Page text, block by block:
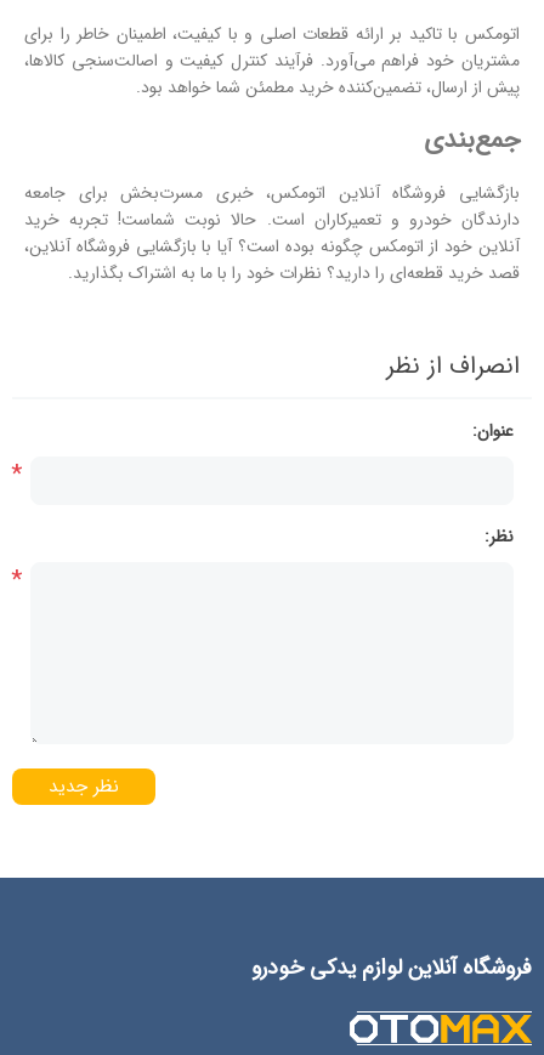
اتومکس با تاکید بر ارائه قطعات اصلی و با کیفیت، اطمینان خاطر را برای
مشتریان خود فراهم می‌آورد. فرآیند کنترل کیفیت و اصالت‌سنجی کالاها،
پیش از ارسال، تضمین‌کننده خرید مطمئن شما خواهد بود.
جمع‌بندی
بازگشایی فروشگاه آنلاین اتومکس، خبری مسرت‌بخش برای جامعه
دارندگان خودرو و تعمیرکاران است. حالا نوبت شماست! تجربه خرید
آنلاین خود از اتومکس چگونه بوده است؟ آیا با بازگشایی فروشگاه آنلاین،
قصد خرید قطعه‌ای را دارید؟ نظرات خود را با ما به اشتراک بگذارید.
انصراف از نظر
عنوان:
*
نظر:
*
نظر جدید
فروشگاه آنلاین لوازم یدکی خودرو